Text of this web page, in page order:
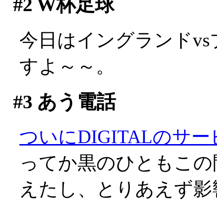
#2 W杯足球
今日はイングランド
すよ～～。
#3 あう電話
ついにDIGITALのサー
ってか黒のひともこ
えたし、とりあえず